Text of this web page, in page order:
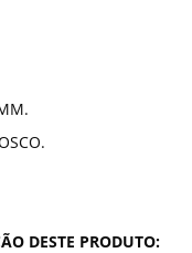
DESTE PRODUTO: